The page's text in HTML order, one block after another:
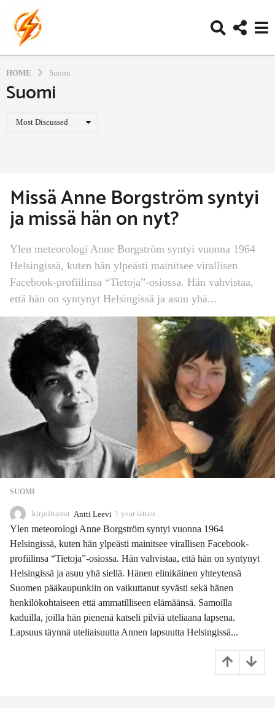
HOME Suomi
Suomi
Most Discussed
Missä Anne Borgström syntyi
ja missä hän on nyt?
Ylen meteorologi Anne Borgström syntyi vuonna 1964
Helsingissä, kuten hän ylpeästi mainitsee virallisen
Facebook-profiilinsa “Tietoja”-osiossa. Hän vahvistaa,
että hän on syntynyt Helsingissä ja asuu yhä...
SUOMI
kirjoittanut Antti Leevi 1 year sitten
1
o
n
t
h
s
i
t
Ylen meteorologi Anne Borgström syntyi vuonna 1964
Helsingissä, kuten hän ylpeästi mainitsee virallisen Facebook-
profiilinsa “Tietoja”-osiossa. Hän vahvistaa, että hän on syntynyt
Helsingissä ja asuu yhä siellä. Hänen elinikäinen yhteytensä
Suomen pääkaupunkiin on vaikuttanut syvästi sekä hänen
henkilökohtaiseen että ammatilliseen elämäänsä. Samoilla
kaduilla, joilla hän pienenä katseli pilviä uteliaana lapsena.
Lapsuus täynnä uteliaisuutta Annen lapsuutta Helsingissä...